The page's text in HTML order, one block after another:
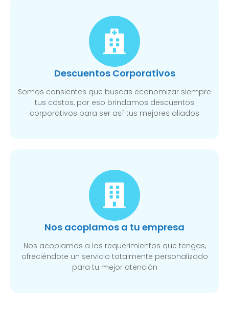
Descuentos Corporativos
Somos consientes que buscas economizar siempre
tus costos, por eso brindamos descuentos
corporativos para ser así tus mejores aliados
Nos acoplamos a tu empresa
Nos acoplamos a los requerimientos que tengas,
ofreciéndote un servicio totalmente personalizado
para tu mejor atención